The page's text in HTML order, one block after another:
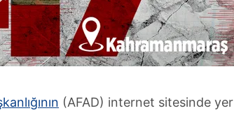
(AFAD) internet sitesinde yer